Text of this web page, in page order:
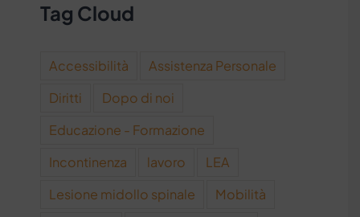
Tag Cloud
Accessibilità
Assistenza Personale
Diritti
Dopo di noi
Educazione - Formazione
Incontinenza
lavoro
LEA
Lesione midollo spinale
Mobilità